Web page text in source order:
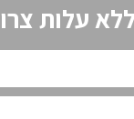
עלות